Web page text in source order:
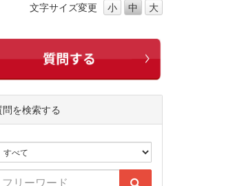
文字サイズ変更 小 中 大
問を検索する